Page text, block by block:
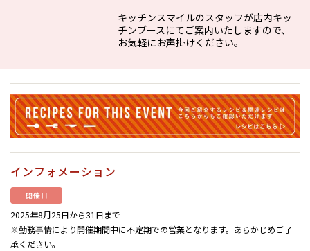
キッチンスマイルのスタッフが店内キッ
チンブースにてご案内いたしますので、
お気軽にお声掛けください。
インフォメーション
開催日
2025年8月25日から31日まで
※勤務事情により開催期間中に不定期での営業となります。あらかじめご了
承ください。